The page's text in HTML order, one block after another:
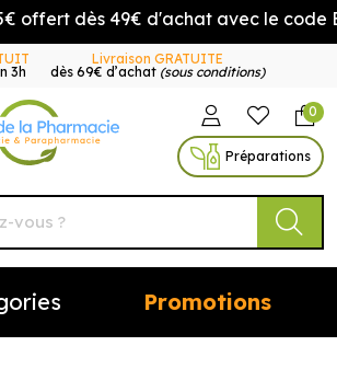
offert dès 49€ d'achat avec le code
3h
Livraison GRATUITE
dès 69€ d’achat (sous conditions)
Autour de la Pharmacie
0
Préparations
Promotions